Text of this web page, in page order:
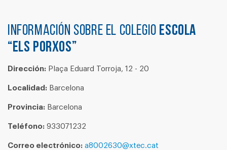
Información sobre el colegio ESCOLA
“ELS PORXOS”
Dirección: Plaça Eduard Torroja, 12 - 20
Localidad: Barcelona
Provincia: Barcelona
Teléfono: 933071232
Correo electrónico: a8002630@xtec.cat